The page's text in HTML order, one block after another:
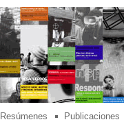
Resúmenes Publicaciones